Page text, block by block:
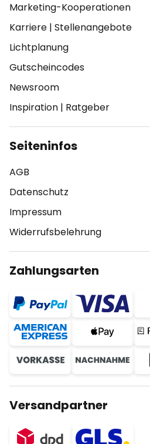
Marketing-Kooperationen
Karriere | Stellenangebote
Lichtplanung
Gutscheincodes
Newsroom
Inspiration | Ratgeber
Seiteninfos
AGB
Datenschutz
Impressum
Widerrufsbelehrung
Zahlungsarten
Versandpartner